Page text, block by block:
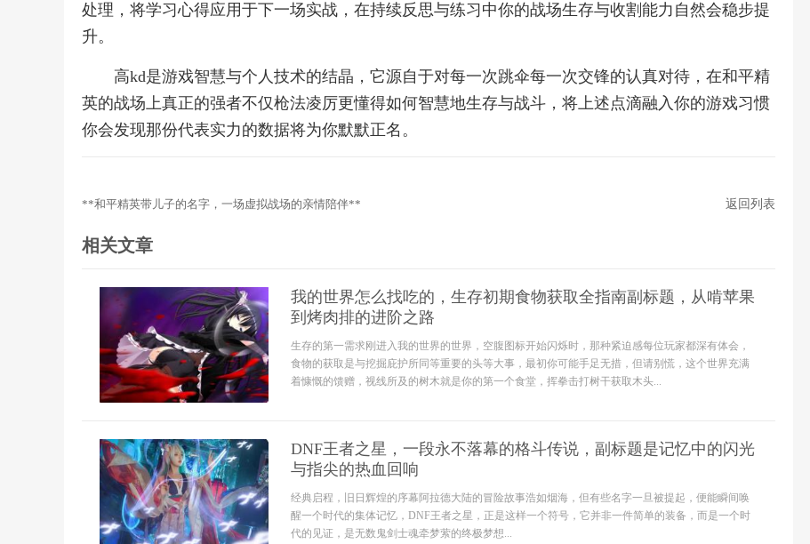
处理，将学习心得应用于下一场实战，在持续反思与练习中你的战场生存与收割能力自然会稳步提
升。
高kd是游戏智慧与个人技术的结晶，它源自于对每一次跳伞每一次交锋的认真对待，在和平精
英的战场上真正的强者不仅枪法凌厉更懂得如何智慧地生存与战斗，将上述点滴融入你的游戏习惯
你会发现那份代表实力的数据将为你默默正名。
**和平精英带儿子的名字，一场虚拟战场的亲情陪伴** 返回列表
相关文章
我的世界怎么找吃的，生存初期食物获取全指南副标题，从啃苹果
到烤肉排的进阶之路
生存的第一需求刚进入我的世界的世界，空腹图标开始闪烁时，那种紧迫感每位玩家都深有体会，
食物的获取是与挖掘庇护所同等重要的头等大事，最初你可能手足无措，但请别慌，这个世界充满
着慷慨的馈赠，视线所及的树木就是你的第一个食堂，挥拳击打树干获取木头...
DNF王者之星，一段永不落幕的格斗传说，副标题是记忆中的闪光
与指尖的热血回响
经典启程，旧日辉煌的序幕阿拉德大陆的冒险故事浩如烟海，但有些名字一旦被提起，便能瞬间唤
醒一个时代的集体记忆，DNF王者之星，正是这样一个符号，它并非一件简单的装备，而是一个时
代的见证，是无数鬼剑士魂牵梦萦的终极梦想...